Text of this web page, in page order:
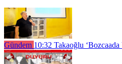
Gündem 10:32 Takaoğlu